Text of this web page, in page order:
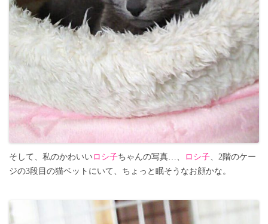
そして、私のかわいいロシ子ちゃんの写真…、 ロシ子、2階のケー
ジの3段目の猫ベットにいて、ちょっと眠そうなお顔かな。